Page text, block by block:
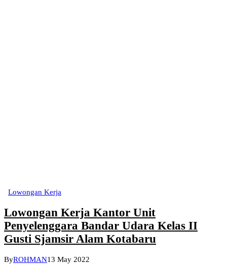
Lowongan Kerja
Lowongan Kerja Kantor Unit
Penyelenggara Bandar Udara Kelas II
Gusti Sjamsir Alam Kotabaru
ByROHMAN13 May 2022